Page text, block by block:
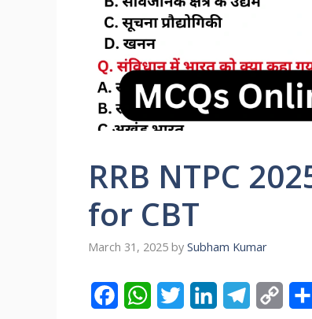
RRB NTPC
for CBT
March 31, 2025 by Subham Kumar
W